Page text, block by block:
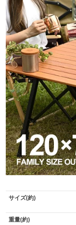
サイズ(約)
重量(約)